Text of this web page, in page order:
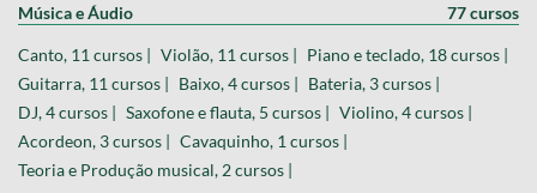
Música e Áudio 77 cursos
Canto, 11 cursos | Violão, 11 cursos | Piano e teclado, 18 cursos |
Guitarra, 11 cursos | Baixo, 4 cursos | Bateria, 3 cursos |
DJ, 4 cursos | Saxofone e flauta, 5 cursos | Violino, 4 cursos |
Acordeon, 3 cursos | Cavaquinho, 1 cursos |
Teoria e Produção musical, 2 cursos |